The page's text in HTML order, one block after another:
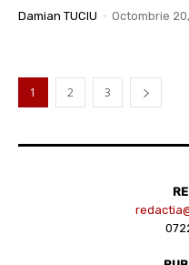
Damian TUCIU - Octombrie
1 2 3